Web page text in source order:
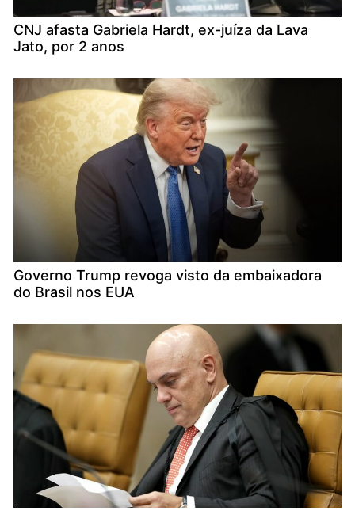
CNJ afasta Gabriela Hardt, ex-juíza da Lava
Jato, por 2 anos
Governo Trump revoga visto da embaixadora
do Brasil nos EUA